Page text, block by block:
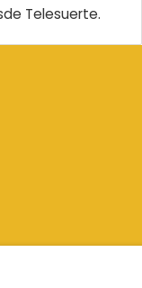
Telesuerte.